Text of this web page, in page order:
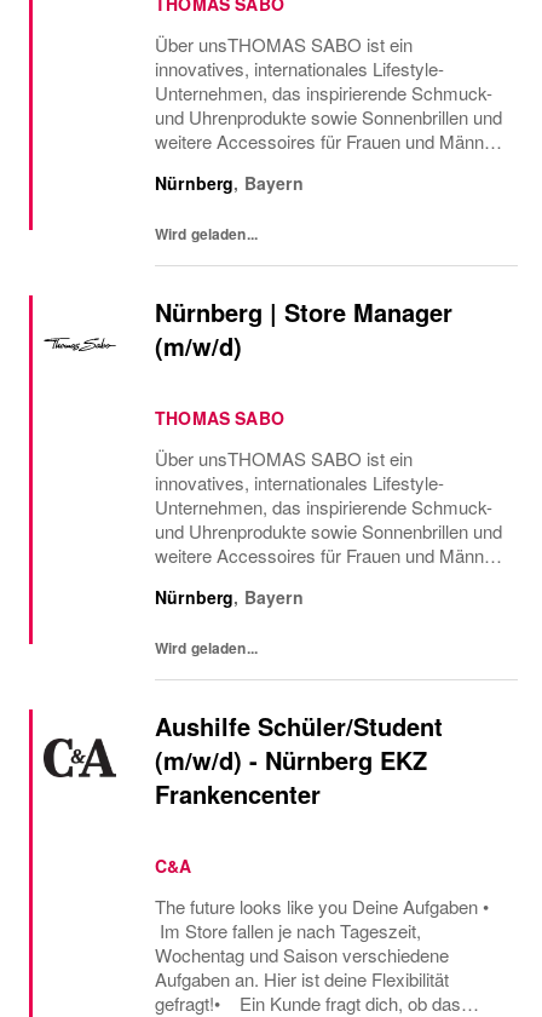
Über unsTHOMAS SABO ist ein
innovatives, internationales Lifestyle-
Unternehmen, das inspirierende Schmuck-
und Uhrenprodukte sowie Sonnenbrillen und
weitere Accessoires für Frauen und Männer
die Faszination für ausdrucksstarkes
Nürnberg, Bayern
Wird geladen...
Nürnberg | Store Manager
(m/w/d)
THOMAS SABO
Über unsTHOMAS SABO ist ein
innovatives, internationales Lifestyle-
Unternehmen, das inspirierende Schmuck-
und Uhrenprodukte sowie Sonnenbrillen und
weitere Accessoires für Frauen und Männer
die Faszination für ausdrucksstarkes
Nürnberg, Bayern
Wird geladen...
Aushilfe Schüler/Student
(m/w/d) - Nürnberg EKZ
Frankencenter
C&A
The future looks like you Deine Aufgaben •
Im Store fallen je nach Tageszeit,
Wochentag und Saison verschiedene
Aufgaben an. Hier ist deine Flexibilität
gefragt!• Ein Kunde fragt dich, ob das